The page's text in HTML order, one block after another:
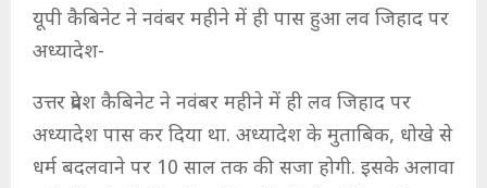
यूपी कैबिनेट ने नवंबर महीने में ही पास हुआ लव जिहाद पर
अध्यादेश-
उत्तर प्रदेश कैबिनेट ने नवंबर महीने में ही लव जिहाद पर
अध्यादेश पास कर दिया था. अध्यादेश के मुताबिक, धोखे से
धर्म बदलवाने पर 10 साल तक की सजा होगी. इसके अलावा